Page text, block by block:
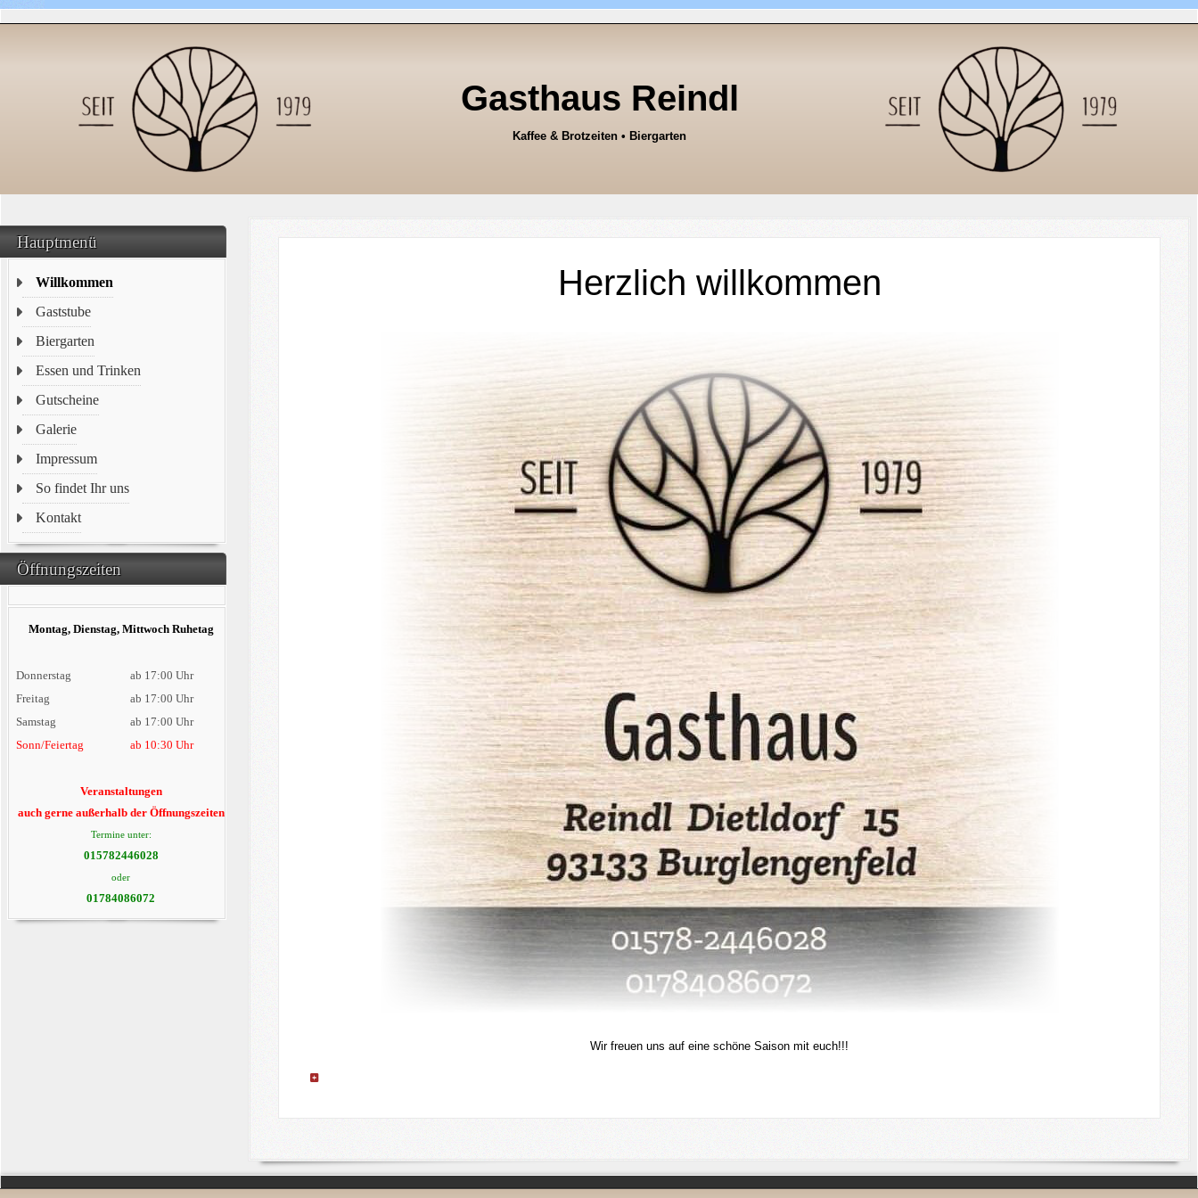
Gasthaus Reindl
Kaffee & Brotzeiten • Biergarten
Hauptmenü
Willkommen
Gaststube
Biergarten
Essen und Trinken
Gutscheine
Galerie
Impressum
So findet Ihr uns
Kontakt
Öffnungszeiten
Montag, Dienstag, Mittwoch Ruhetag
Donnerstag
ab 17:00 Uhr
Freitag
ab 17:00 Uhr
Samstag
ab 17:00 Uhr
Sonn/Feiertag
ab 10:30 Uhr
Veranstaltungen
auch gerne außerhalb der Öffnungszeiten
Termine unter:
015782446028
oder
01784086072
Herzlich willkommen
Wir freuen uns auf eine schöne Saison mit euch!!!